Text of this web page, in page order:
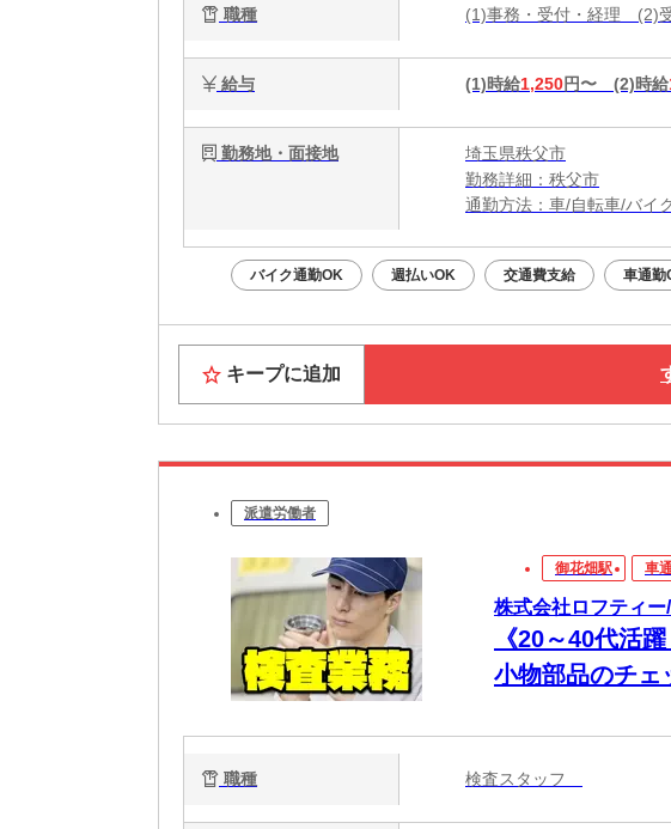
職種 (1)事務・受付・経理
給与 (1)時給1,250円〜 (2)時給
勤務地・面接地
埼玉県秩父市
勤務詳細：秩父市
通勤方法：車/自転車/バイ
※構内の（無料）駐車場利
バイク通勤OK 週払いOK 交通費支給 車通勤
キープに追加
派遣労働者
御花畑駅 車
株式会社ロフティ
《20～40代活
小物部品のチェ
職種 検査スタッフ